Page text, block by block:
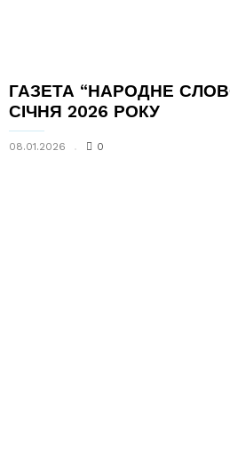
ГАЗЕТА “НАРОДНЕ
СІЧНЯ 2026 РОКУ
08.01.2026 0